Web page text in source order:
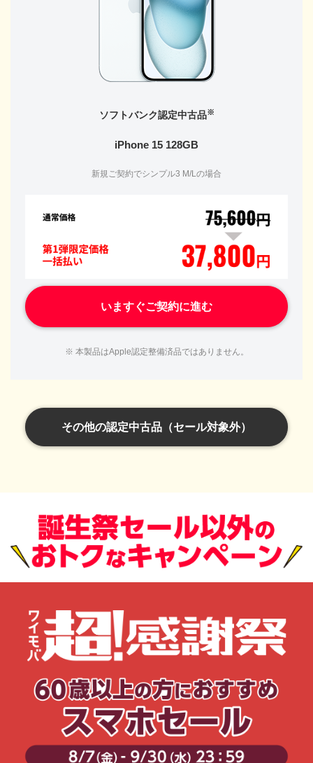
ソフトバンク認定中古品※
iPhone 15 128GB
新規ご契約でシンプル3 M/Lの場合
いますぐご契約に進む
※ 本製品はApple認定整備済品ではありません。
その他の認定中古品（セール対象外）